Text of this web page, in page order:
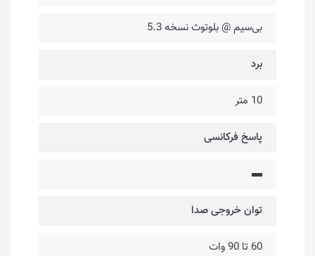
بی‌سیم @ بلوتوث نسخه 5.3
برد
10 متر
پاسخ فرکانسی
▬
توان خروجی صدا
60 تا 90 وات